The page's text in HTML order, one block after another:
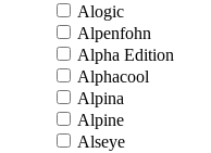
Alogic
Alpenfohn
Alpha Edition
Alphacool
Alpina
Alpine
Alseye